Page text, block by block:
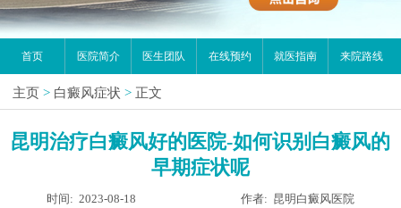
首页 医院简介 医生团队 在线预约 就医指南 来院路线
主页 > 白癜风症状 > 正文
昆明治疗白癜风好的医院-如何识别白癜风的
早期症状呢
时间: 2023-08-18 作者: 昆明白癜风医院